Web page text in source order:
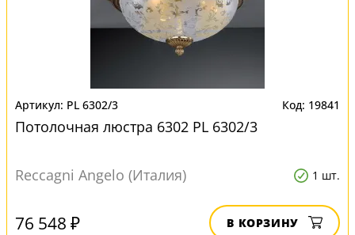
PL 6302/3 19841
Потолочная люстра 6302 PL 6302/3
Reccagni Angelo (Италия) 1 шт.
76 548 ₽ В КОРЗИНУ